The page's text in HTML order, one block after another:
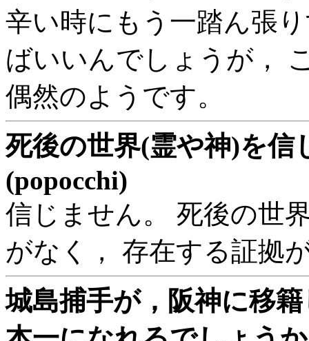
辛い時にもう一踏ん張
ばいいんでしょうが，
偶然のようです。
死後の世界(霊や神)を信
(popocchi)
信じません。 死後の世
がなく， 存在する証拠
城島捕手が，阪神に移